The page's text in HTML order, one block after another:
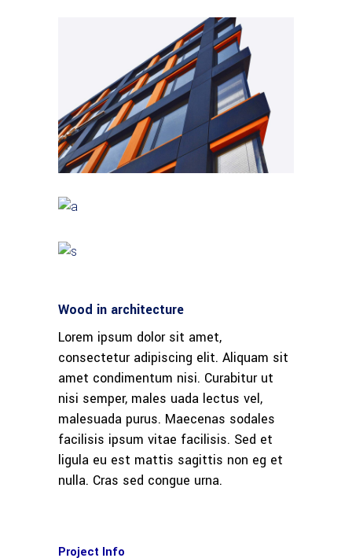
Wood in architecture
Lorem ipsum dolor sit amet,
consectetur adipiscing elit. Aliquam sit
amet condimentum nisi. Curabitur ut
nisi semper, males uada lectus vel,
malesuada purus. Maecenas sodales
facilisis ipsum vitae facilisis. Sed et
ligula eu est mattis sagittis non eg et
nulla. Cras sed congue urna.
Project Info